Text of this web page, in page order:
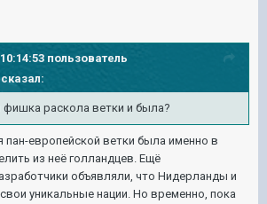
пользователь
сказал:
раскола ветки и была?
пан-европейской ветки была именно в
из неё голландцев. Ещё
объявляли, что Нидерланды и
уникальные нации. Но временно, пока